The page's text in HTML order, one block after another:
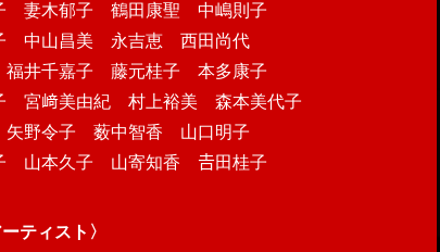
妻木郁子 鶴田康聖 中嶋則子
中山昌美 永吉恵 西田尚代
井千嘉子 藤元桂子 本多康子
宮﨑美由紀 村上裕美 森本美代子
矢野令子 薮中智香 山口明子
山本久子 山寄知香 𠮷田桂子
ティスト〉